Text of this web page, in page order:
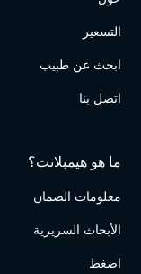
التسعير
ابحث عن طبيب
اتصل بنا
ما هو هيمبلانت؟
معلومات الضمان
الأبحاث السريرية
اضغط